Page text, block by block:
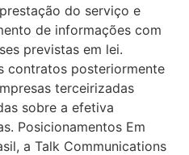
do serviço e
de informações com
previstas em lei.
contratos posteriormente
terceirizadas
sobre a efetiva
Posicionamentos Em
a Talk Communications